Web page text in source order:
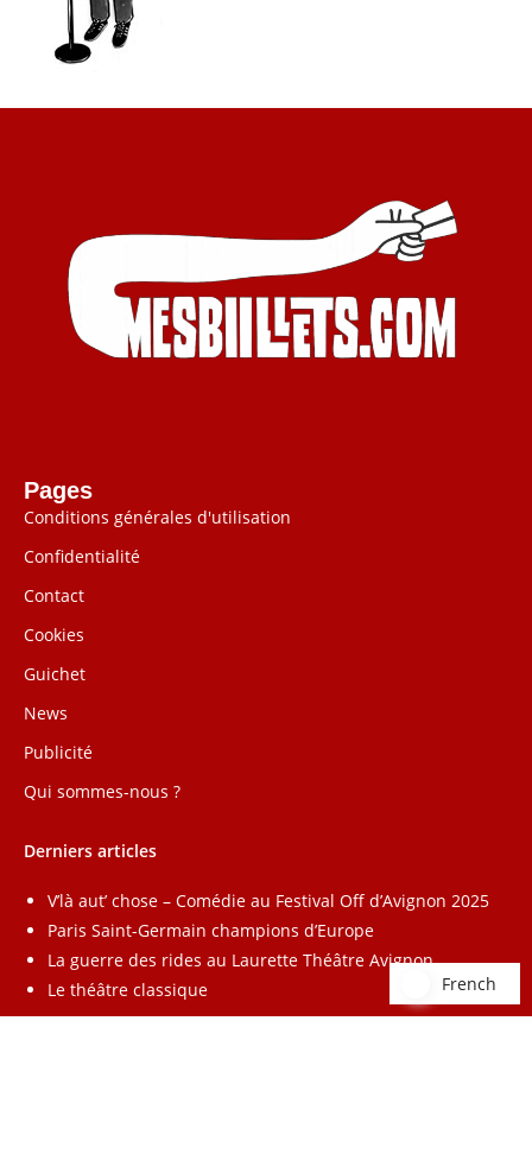
Pages
Conditions générales d'utilisation
Confidentialité
Contact
Cookies
Guichet
News
Publicité
Qui sommes-nous ?
Derniers articles
V’là aut’ chose – Comédie au Festival Off d’Avignon 2025
Paris Saint-Germain champions d’Europe
La guerre des rides au Laurette Théâtre Avignon
Le théâtre classique
French
French